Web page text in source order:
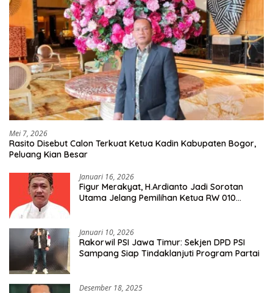
Mei 7, 2026
Rasito Disebut Calon Terkuat Ketua Kadin Kabupaten Bogor,
Peluang Kian Besar
Januari 16, 2026
Figur Merakyat, H.Ardianto Jadi Sorotan
Utama Jelang Pemilihan Ketua RW 010
Januari 10, 2026
Rakorwil PSI Jawa Timur: Sekjen DPD PSI
Sampang Siap Tindaklanjuti Program Partai
Desember 18, 2025